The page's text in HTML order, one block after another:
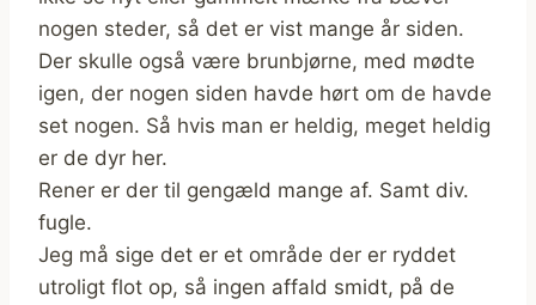
nogen steder, så det er vist mange år siden.
Der skulle også være brunbjørne, med mødte
igen, der nogen siden havde hørt om de havde
set nogen. Så hvis man er heldig, meget heldig
er de dyr her.
Rener er der til gengæld mange af. Samt div.
fugle.
Jeg må sige det er et område der er ryddet
utroligt flot op, så ingen affald smidt, på de